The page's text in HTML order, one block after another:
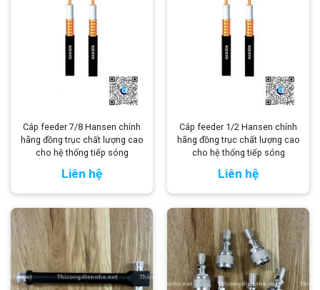
Cáp feeder 7/8 Hansen chính
hãng đồng trục chất lượng cao
cho hệ thống tiếp sóng
Liên hệ
Cáp feeder 1/2 Hansen chính
hãng đồng trục chất lượng cao
cho hệ thống tiếp sóng
Liên hệ